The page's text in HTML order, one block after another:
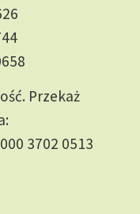
Przekaż
3702 0513